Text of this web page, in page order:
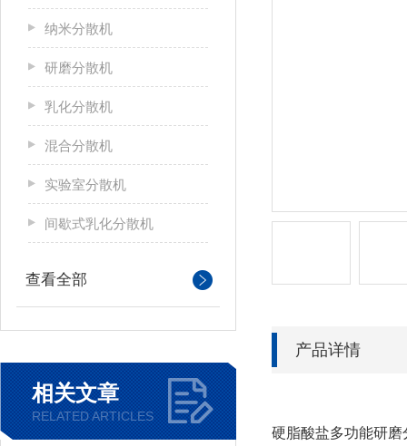
纳米分散机
研磨分散机
乳化分散机
混合分散机
实验室分散机
间歇式乳化分散机
查看全部
相关文章
RELATED ARTICLES
产品详情
硬脂酸盐多功能研